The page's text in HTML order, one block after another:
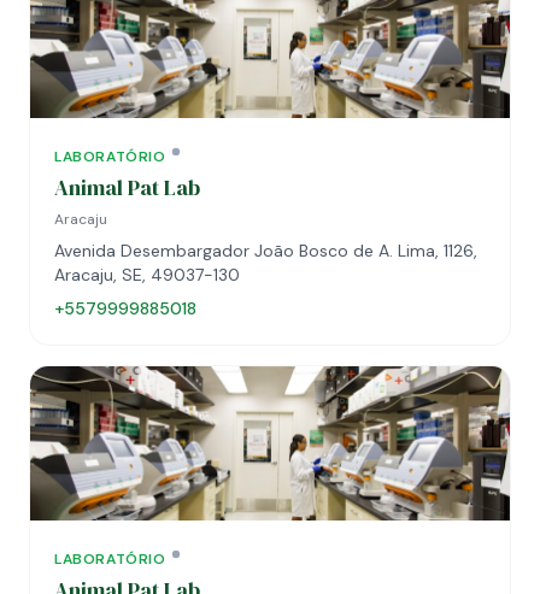
LABORATÓRIO
Animal Pat Lab
Aracaju
Avenida Desembargador João Bosco de A. Lima, 1126,
Aracaju, SE, 49037-130
+5579999885018
LABORATÓRIO